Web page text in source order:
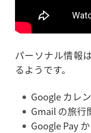
パーソナル情報
るようです。
Google カレ
Gmail の旅行
Google Pay